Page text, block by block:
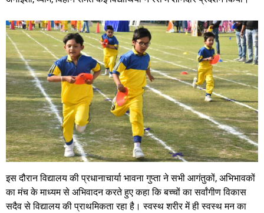
इस दौरान विद्यालय की प्रधानाचार्या भावना गुप्ता ने सभी आगंतुकों, अभिभावकों
का मंच के माध्यम से अभिवादन करते हुए कहा कि बच्चों का सर्वांगीण विकास
सदैव से विद्यालय की प्राथमिकता रहा है। स्वस्थ शरीर में ही स्वस्थ मन का